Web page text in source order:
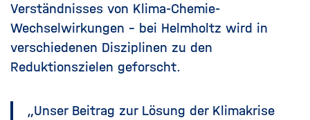
Verständnisses von Klima-Chemie-
Wechselwirkungen - bei Helmholtz wird in
verschiedenen Disziplinen zu den
Reduktionszielen geforscht.
„Unser Beitrag zur Lösung der Klimakrise